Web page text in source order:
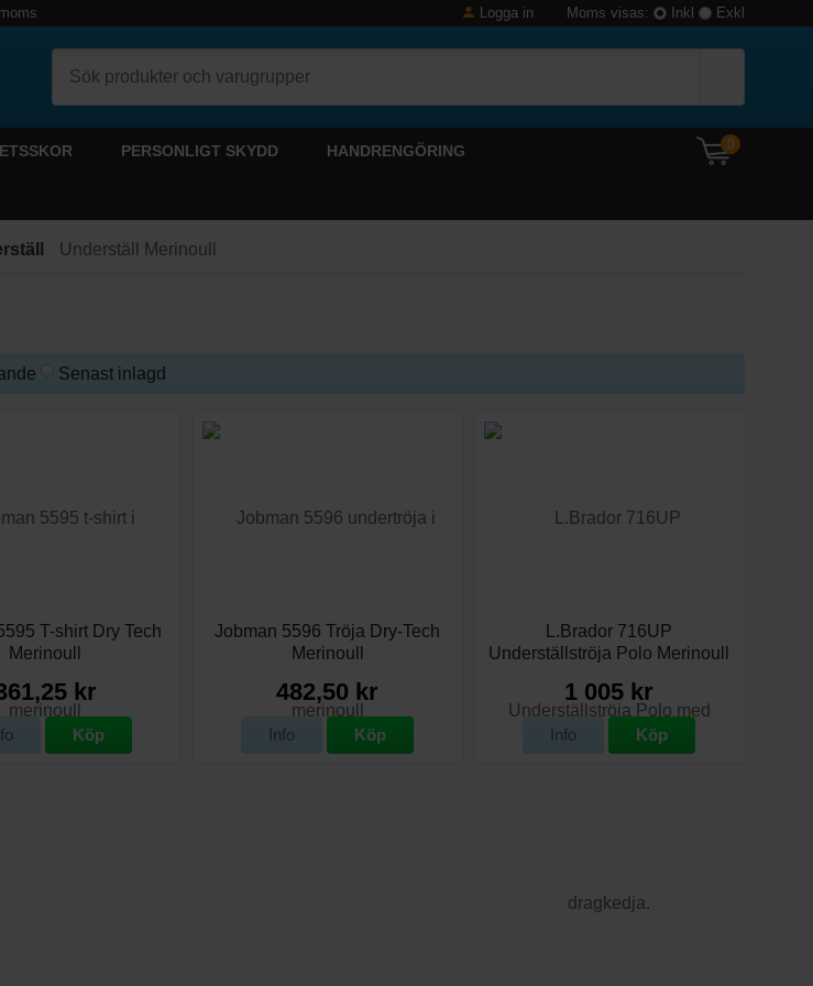
Logga in Moms visas: Inkl Exkl
PERSONLIGT SKYDD HANDRENGÖRING 0
Underställ Merinoull
Senast inlagd
T-shirt Dry Tech
Merinoull
kr
Köp
Jobman 5596 Tröja Dry-Tech
Merinoull
482,50 kr
Info Köp
L.Brador 716UP
Underställströja Polo Merinoull
1 005 kr
Info Köp